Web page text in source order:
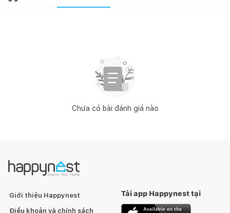
Chưa có bài đánh giá nào
Giới thiệu Happynest
Điều khoản và chính sách
Tải app Happynest tại